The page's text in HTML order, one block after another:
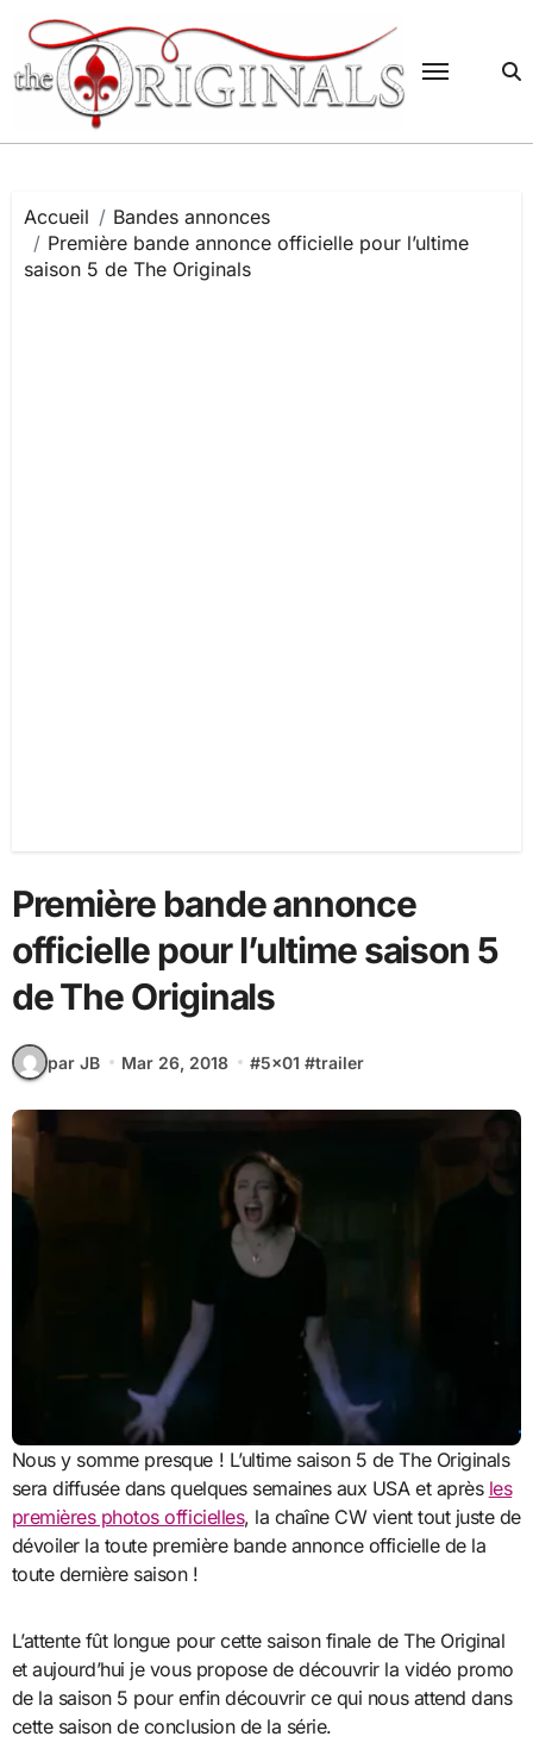
contenu
Accueil
Bandes annonces
Première bande annonce officielle pour l’ultime
saison 5 de The Originals
Première bande annonce
officielle pour l’ultime saison 5
de The Originals
par JB Mar 26, 2018 #5x01 #trailer
Nous y somme presque ! L’ultime saison 5 de The Originals
sera diffusée dans quelques semaines aux USA et après les
premières photos officielles, la chaîne CW vient tout juste de
dévoiler la toute première bande annonce officielle de la
toute dernière saison !
L’attente fût longue pour cette saison finale de The Original
et aujourd’hui je vous propose de découvrir la vidéo promo
de la saison 5 pour enfin découvrir ce qui nous attend dans
cette saison de conclusion de la série.